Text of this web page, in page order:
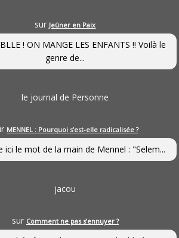
sur Jeûner en Paix
! ON MANGE LES ENFANTS !! Voilà le
genre de...
le journal de Personne
MENNEL : Pourquoi s’est-elle radicalisée ?
ici le mot de la main de Mennel : "Selem...
jacou
sur Comment ne pas s’ennuyer ?